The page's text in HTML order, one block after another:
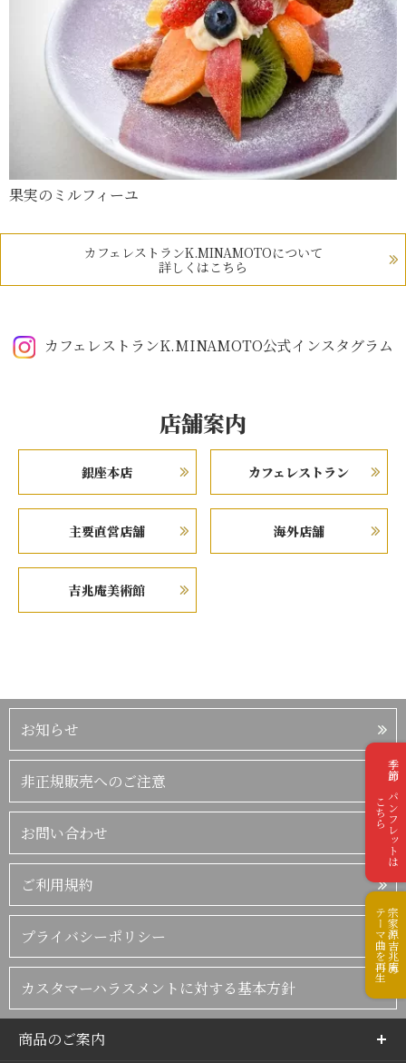
果実のミルフィーユ
カフェレストランK.MINAMOTOについて
詳しくはこちら
カフェレストランK.MINAMOTO公式インスタグラム
店舗案内
銀座本店 カフェレストラン
主要直営店舗 海外店舗
吉兆庵美術館
お知らせ
非正規販売へのご注意
お問い合わせ
ご利用規約
プライバシーポリシー
カスタマーハラスメントに対する基本方針
商品のご案内
季節のパンフレットは
こちら
宗家源吉兆庵の
テーマ曲を再生